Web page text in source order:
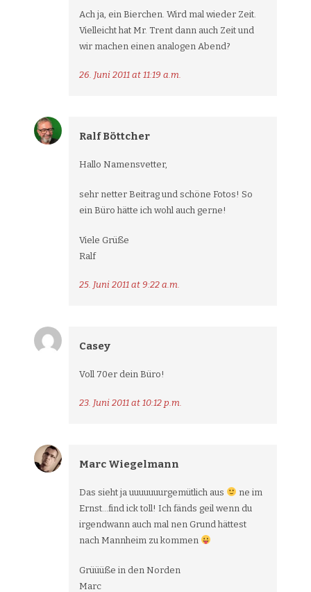
Ach ja, ein Bierchen. Wird mal wieder Zeit.
Vielleicht hat Mr. Trent dann auch Zeit und
wir machen einen analogen Abend?
26. Juni 2011 at 11:19 a.m.
Ralf Böttcher
Hallo Namensvetter,
sehr netter Beitrag und schöne Fotos! So
ein Büro hätte ich wohl auch gerne!
Viele Grüße
Ralf
25. Juni 2011 at 9:22 a.m.
Casey
Voll 70er dein Büro!
23. Juni 2011 at 10:12 p.m.
Marc Wiegelmann
Das sieht ja uuuuuuurgemütlich aus
ne im
Ernst…find ick toll! Ich fänds geil wenn du
irgendwann auch mal nen Grund hättest
nach Mannheim zu kommen
Grüüüße in den Norden
Marc